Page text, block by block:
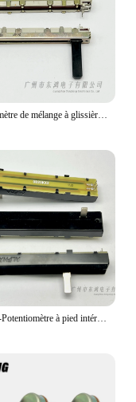
Potentiomètre de mélange à glissière mono fader, 60MM, 100kb, B100K
ALPHA-Potentiomètre à pied intérieur pour touristes, 88mm, 0B20KX2